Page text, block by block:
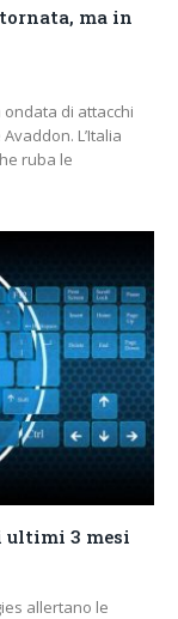
ma in
di attacchi
L’Italia
ruba le
ultimi 3 mesi
allertano le